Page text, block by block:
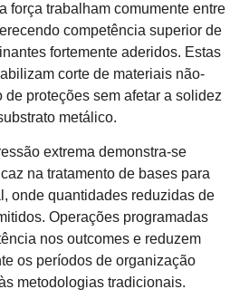
força trabalham comumente entre
competência superior de
fortemente aderidos. Estas
corte de materiais não-
de proteções sem afetar a solidez
metálico.
extrema demonstra-se
na tratamento de bases para
onde quantidades reduzidas de
Operações programadas
nos outcomes e reduzem
os períodos de organização
metodologias tradicionais.